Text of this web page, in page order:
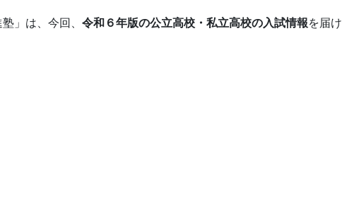
」は、今回、 令和６年版の公立高校・私立高校の入試情報を届け